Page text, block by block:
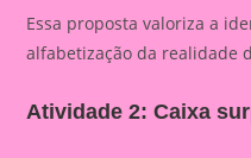
Essa proposta valoriza a
alfabetização da realidade
Atividade 2: Caixa